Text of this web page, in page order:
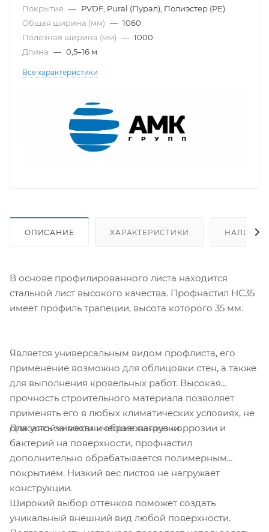
Покрытие — PVDF, Pural (Пурал), Полиэстер (PE)
Общая ширина (мм) — 1060
Полезная ширина (мм) — 1000
Длина — 0,5–16 м
Все характеристики
ОПИСАНИЕ ХАРАКТЕРИСТИКИ НАЛИЧИЕ
В основе профилированного листа находится
стальной лист высокого качества. Профнастил НС35
имеет профиль трапеции, высота которого 35 мм.
Является универсальным видом профлиста, его
применение возможно для облицовки стен, а также
для выполнения кровельных работ. Высокая
прочность строительного материала позволяет
применять его в любых климатических условиях, не
опасаясь за механические нагрузки.
Для устойчивости к образованию коррозии и
бактерий на поверхности, профнастил
дополнительно обрабатывается полимерным
покрытием. Низкий вес листов не нагружает
конструкции.
Широкий выбор оттенков поможет создать
уникальный внешний вид любой поверхности.